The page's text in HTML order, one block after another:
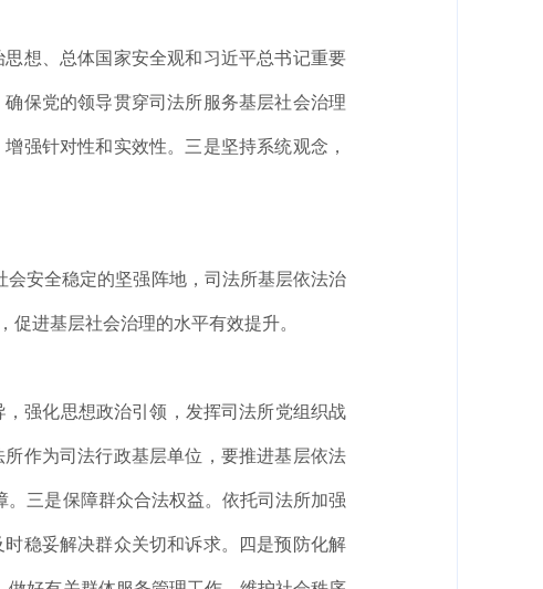
想、总体国家安全观和习近平总书记重要
保党的领导贯穿司法所服务基层社会治理
强针对性和实效性。三是坚持系统观念，
安全稳定的坚强阵地，司法所基层依法治
进基层社会治理的水平有效提升。
强化思想政治引领，发挥司法所党组织战
作为司法行政基层单位，要推进基层依法
三是保障群众合法权益。依托司法所加强
稳妥解决群众关切和诉求。四是预防化解